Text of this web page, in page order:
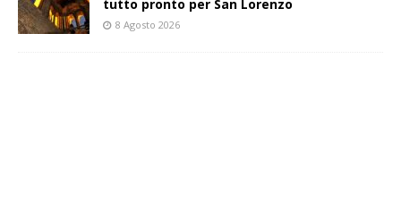
tutto pronto per San Lorenzo
8 Agosto 2026